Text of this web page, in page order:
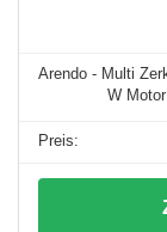
Arendo - Multi
W